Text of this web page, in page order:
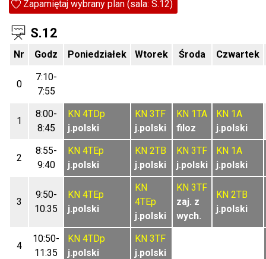
Zapamiętaj wybrany plan (sala: S.12)
S.12
Nr Godz Poniedziałek Wtorek Środa Czwartek
0
7:10-
7:55
1
8:00-
8:45
KN 4TDp
j.polski
KN 3TF
j.polski
KN 1TA
filoz
KN 1A
j.polski
2
8:55-
9:40
KN 4TEp
j.polski
KN 2TB
j.polski
KN 3TF
j.polski
KN 1A
j.polski
3
9:50-
10:35
KN 4TEp
j.polski
KN
4TEp
j.polski
KN 3TF
zaj. z
wych.
KN 2TB
j.polski
4
10:50-
11:35
KN 4TDp
j.polski
KN 3TF
j.polski